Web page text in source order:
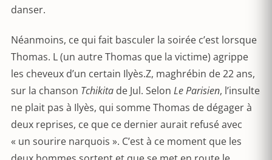
danser.
Néanmoins, ce qui fait basculer la soirée c’est lorsque
Thomas. L (un autre Thomas que la victime) agrippe
les cheveux d’un certain Ilyès.Z, maghrébin de 22 ans,
sur la chanson Tchikita de Jul. Selon Le Parisien, l’insulte
ne plait pas à Ilyès, qui somme Thomas de dégager à
deux reprises, ce que ce dernier aurait refusé avec
« un sourire narquois ». C’est à ce moment que les